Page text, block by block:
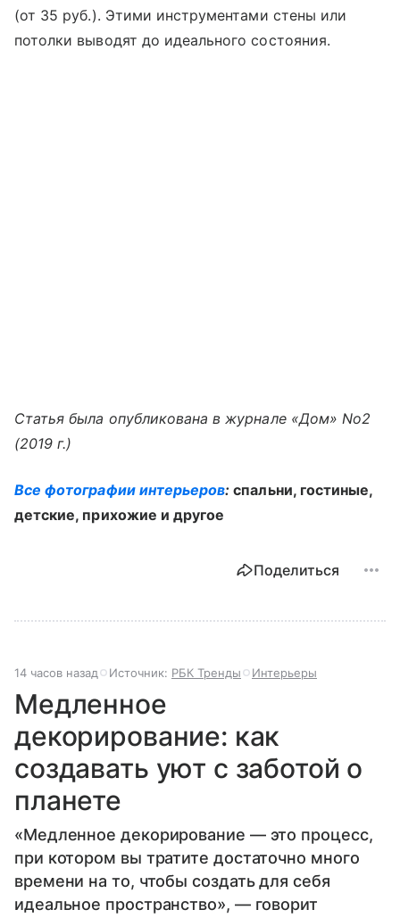
(от 35 руб.). Этими инструментами стены или
потолки выводят до идеального состояния.
Статья была опубликована в журнале «Дом» No2
(2019 г.)
Все фотографии интерьеров:спальни, гостиные,
детские, прихожие и другое
Поделиться
14 часов назад Источник: РБК Тренды Интерьеры
Медленное
декорирование: как
создавать уют с заботой о
планете
«Медленное декорирование — это процесс,
при котором вы тратите достаточно много
времени на то, чтобы создать для себя
идеальное пространство», — говорит